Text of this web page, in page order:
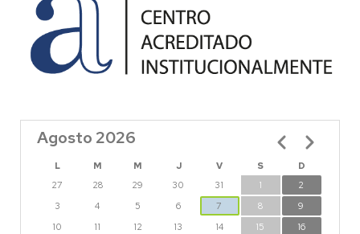
Agosto 2026
L M M J V S
D
27
28 29 30 31 1
2
3
4 5 6 7 8
9
10
11 12 13 14 15
16
Paginación